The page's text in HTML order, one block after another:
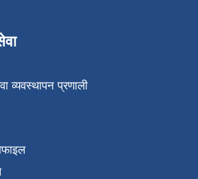
व्यवस्थापन प्रणाली